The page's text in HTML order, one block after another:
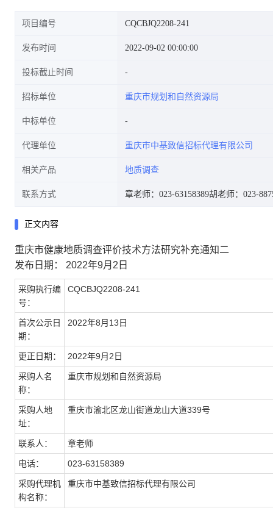
项目编号 CQCBJQ2208-241
发布时间 2022-09-02 00:00:00
投标截止时间
招标单位 重庆市规划和自然资源局
中标单位
代理单位 重庆市中基致信招标代理有限公司
相关产品 地质调查
联系方式 章老师：023-63158389胡老师：023-
正文内容
重庆市健康地质调查评价技术方法研究补充通知二
发布日期： 2022年9月2日
采购执行编
号：
CQCBJQ2208-241
首次公示日
期：
2022年8月13日
更正日期： 2022年9月2日
采购人名
称：
重庆市规划和自然资源局
采购人地
址：
重庆市渝北区龙山街道龙山大道339号
联系人： 章老师
电话： 023-63158389
采购代理机
构名称：
重庆市中基致信招标代理有限公司